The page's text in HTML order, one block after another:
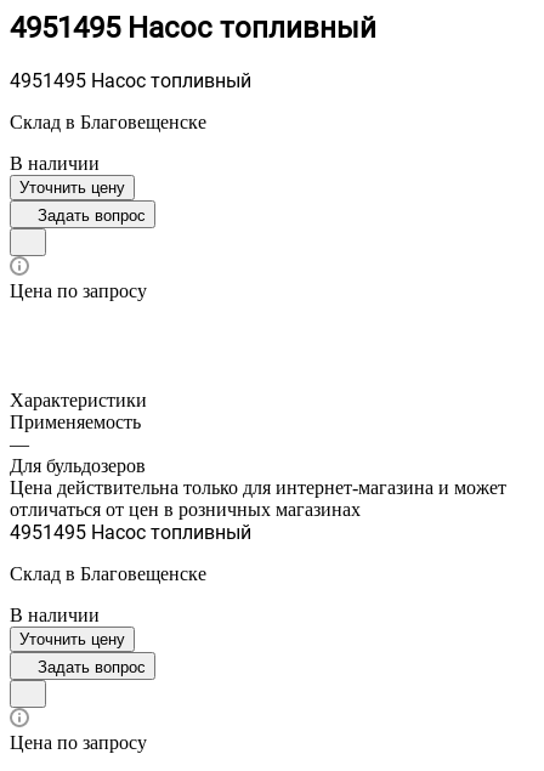
4951495 Насос топливный
4951495 Насос топливный
Склад в Благовещенске
В наличии
Уточнить цену
Задать вопрос
Цена по запросу
Характеристики
Применяемость
—
Для бульдозеров
Цена действительна только для интернет-магазина и может
отличаться от цен в розничных магазинах
4951495 Насос топливный
Склад в Благовещенске
В наличии
Уточнить цену
Задать вопрос
Цена по запросу